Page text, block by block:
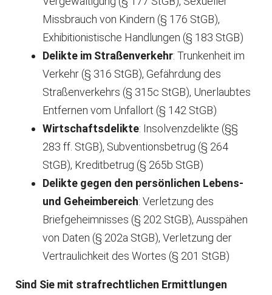
Missbrauch von Kindern (§ 176 StGB),
Exhibitionistische Handlungen (§ 183 StGB)
Delikte im Straßenverkehr: Trunkenheit im
Verkehr (§ 316 StGB), Gefährdung des
Straßenverkehrs (§ 315c StGB), Unerlaubtes
Entfernen vom Unfallort (§ 142 StGB)
Wirtschaftsdelikte: Insolvenzdelikte (§§
283 ff. StGB), Subventionsbetrug (§ 264
StGB), Kreditbetrug (§ 265b StGB)
Delikte gegen den persönlichen Lebens-
und Geheimbereich: Verletzung des
Briefgeheimnisses (§ 202 StGB), Ausspähen
von Daten (§ 202a StGB), Verletzung der
Vertraulichkeit des Wortes (§ 201 StGB)
Sind Sie mit strafrechtlichen Ermittlungen